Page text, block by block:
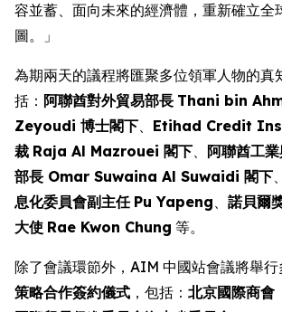
容並蓄、面向未來的經濟體，重新確立全
圖。」
為期兩天的議程將匯聚多位領軍人物的真
括： 阿聯酋對外貿易部長 Thani bin
Zeyoudi 博士閣下、 Etihad Credit
裁 Raja Al Mazrouei 閣下、 阿聯酋工
部長 Omar Suwaina Al Suwaidi 閣下、
息化委員會副主任 Pu Yapeng、 諾貝爾
大使 Rae Kwon Chung 等。
除了會議環節外，AIM 中國站會議將舉
策略合作簽約儀式 ，包括： 北京國際商會